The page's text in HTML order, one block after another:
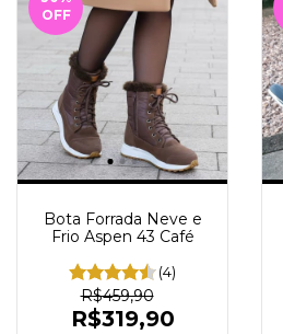
OFF
Bota Forrada Neve e
Frio Aspen 43 Café
(4)
R$459,90
R$319,90